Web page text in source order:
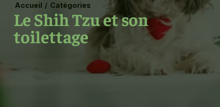
Accueil / Catégories
Le Shih Tzu et son
toilettage